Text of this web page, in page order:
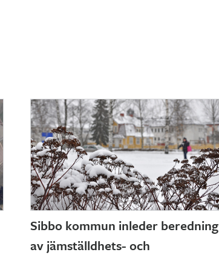
Sibbo kommun inleder beredning
av jämställdhets- och